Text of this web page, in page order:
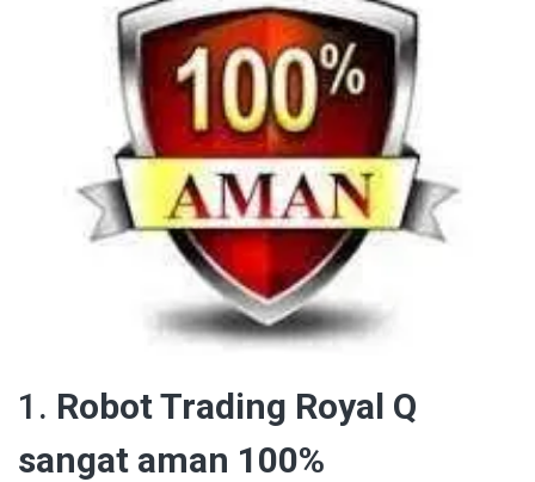
1. Robot Trading Royal Q
sangat aman 100%